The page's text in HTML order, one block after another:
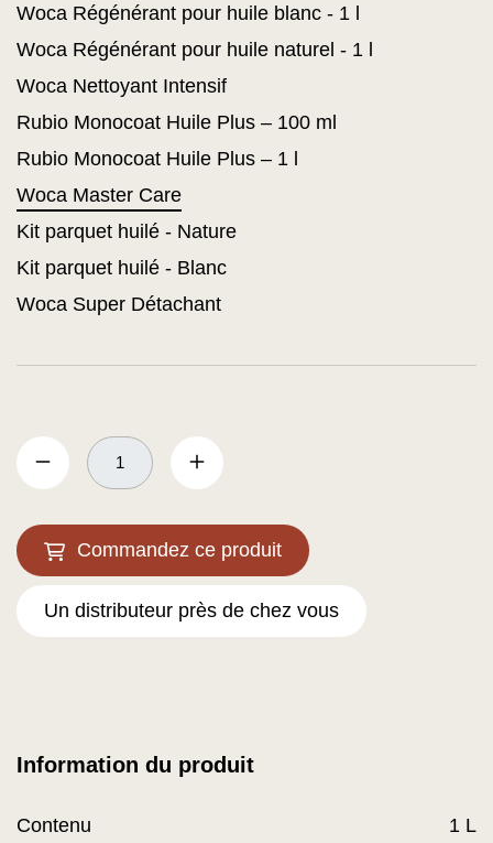
Woca Régénérant pour huile blanc - 1 l
Woca Régénérant pour huile naturel - 1 l
Woca Nettoyant Intensif
Rubio Monocoat Huile Plus – 100 ml
Rubio Monocoat Huile Plus – 1 l
Woca Master Care
Kit parquet huilé - Nature
Kit parquet huilé - Blanc
Woca Super Détachant
Commandez ce produit
Un distributeur près de chez vous
Information du produit
Contenu 1 L